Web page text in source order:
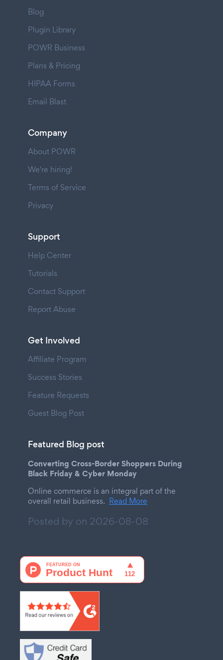
Blog
Plugin Library
POWR Business
Plans & Pricing
HIPAA Forms
Email Blast
Company
About POWR
We're hiring!
Terms of Service
Privacy
Support
Help Center
Tutorials
Contact Support
Report Abuse
Get Involved
Affiliate Program
Success Stories
Feature Requests
Guest Blog Post
Featured Blog post
Converting Cross-Border Shoppers During
Black Friday & Cyber Monday
Online commerce is an integral part of the
overall retail business. Read More
Posted by on 2026-08-08